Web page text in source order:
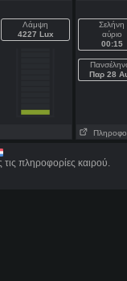
Λάμψη
4227 Lux
Σελήνη
αύριο
00:15
Παρ 28
πληροφορίες καιρού.